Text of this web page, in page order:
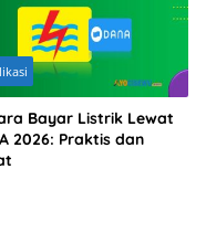
Bayar Listrik Lewat
2026: Praktis dan